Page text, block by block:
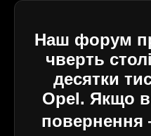
Наш форум
чверть
десятки
Opel. Якщо
повернення